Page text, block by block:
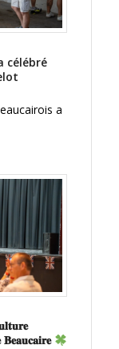
célébré
a
𝐁𝐞𝐚𝐮𝐜𝐚𝐢𝐫𝐞